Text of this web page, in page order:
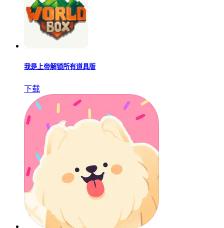
我是上帝解锁所有道具版
下载